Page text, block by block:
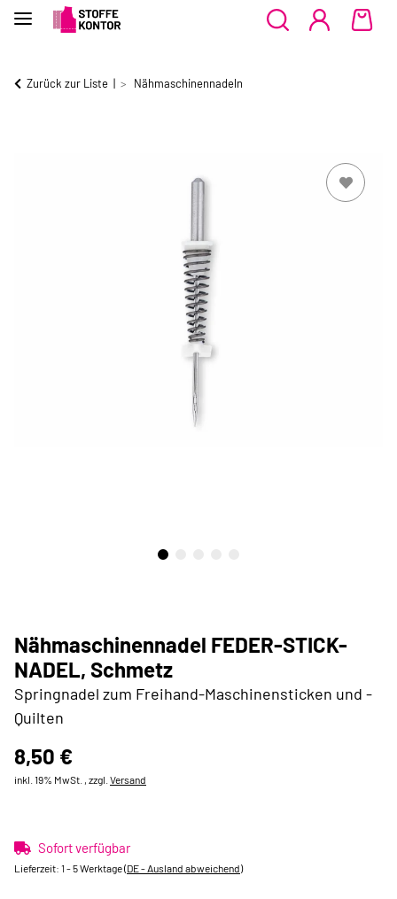
Zurück zur Liste Nähmaschinennadeln
Nähmaschinennadel FEDER-STICK-
NADEL, Schmetz
Springnadel zum Freihand-Maschinensticken und -
Quilten
8,50 €
inkl. 19% MwSt. , zzgl. Versand
Sofort verfügbar
Lieferzeit: 1 - 5 Werktage(DE - Ausland abweichend)